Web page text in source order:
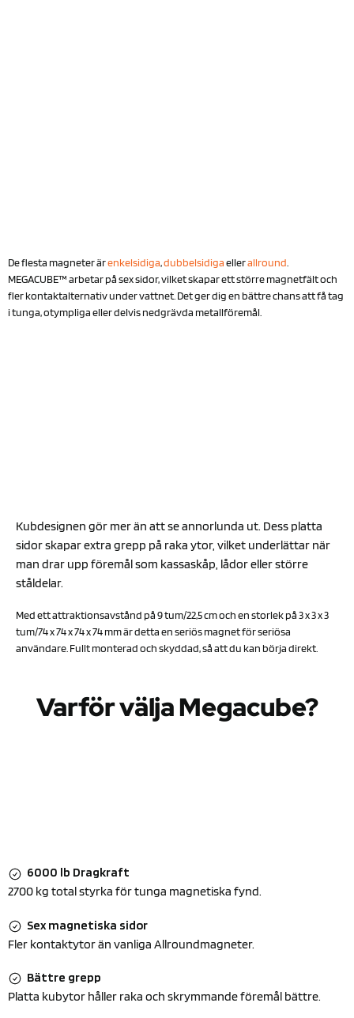
De flesta magneter ärenkelsidiga,dubbelsidigaellerallround
MEGACUBE™ arbetar på sex sidor, vilket skapar ett större magnetfält och
fler kontaktalternativ under vattnet. Det ger dig en bättre chans att få tag
i tunga, otympliga eller delvis nedgrävda metallföremål.
Kubdesignen gör mer än att se annorlunda ut. Dess platta
sidor skapar extra grepp på raka ytor, vilket underlättar när
man drar upp föremål som kassaskåp, lådor eller större
ståldelar.
Med ett attraktionsavstånd på 9 tum/22,5 cm och en storlek på 3 x 3 x 3
tum/74 x 74 x 74 x 74 mm är detta en seriös magnet för seriösa
användare. Fullt monterad och skyddad, så att du kan börja direkt.
Varför välja Megacube?
6000 lb Dragkraft
2700 kg total styrka för tunga magnetiska fynd.
Sex magnetiska sidor
Fler kontaktytor än vanliga Allroundmagneter.
Bättre grepp
Platta kubytor håller raka och skrymmande föremål bättre.